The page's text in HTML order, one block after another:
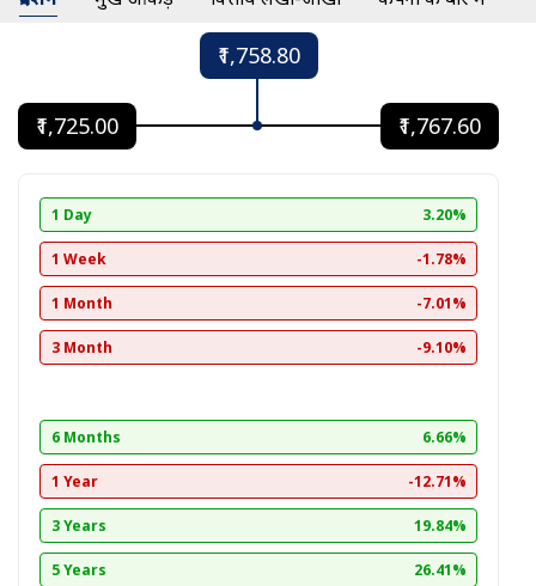
₹1,758.80
₹1,725.00 ₹1,767.60
1 Day 3.20%
1 Week -1.78%
1 Month -7.01%
3 Month -9.10%
6 Months 6.66%
1 Year -12.71%
3 Years 19.84%
5 Years 26.41%